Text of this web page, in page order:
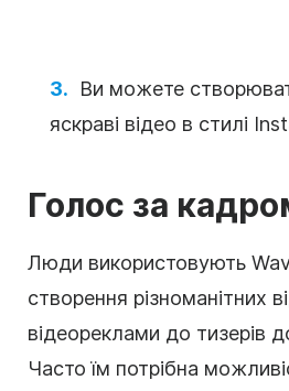
Ви можете
яскраві відео в стилі
Голос за
Люди використовують
створення різноманітних
відеореклами до тизерів
Часто їм потрібна